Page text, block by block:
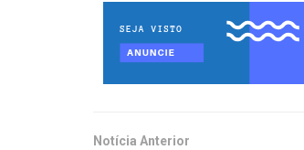
Notícia Anterior